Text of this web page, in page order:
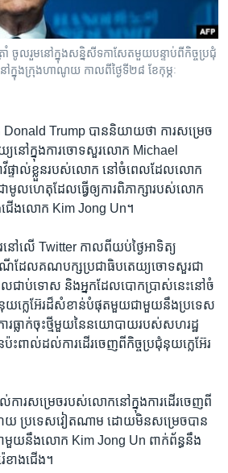
ចូលរួម​នៅ​ក្នុង​សន្និសីទ​កាសែត​មួយ​បន្ទាប់​ពី​កិច្ចប្រជុំ​
ក្នុង​ក្រុង​ហាណូយ កាលពី​ថ្ងៃទី២៨ ខែកុម្ភៈ
Donald Trump បាន​និយាយ​ថា ការ​សម្រេច​
នៅ​ក្នុង​ការ​ចោទ​សួរ​លោក Michael
វី​ផ្ទាល់​ខ្លួន​របស់​លោក នៅ​ចំ​ពេល​ដែល​លោក​
លហេតុ​ដែល​ធ្វើ​ឲ្យ​ការ​ពិភាក្សា​របស់​លោក​
ជើង​លោក Kim Jong Un។
ៅ​លើ Twitter កាល​ពី​យប់​ថ្ងៃ​អាទិត្យ​
ដែល​គណបក្ស​ប្រជាធិបតេយ្យ​ចោទ​សួរ​ជា​
ជាប់​ទោស និង​អ្នក​ដែល​បោក​ប្រាស់​នេះ​នៅ​ចំ​
យក្លេអ៊ែរ​ដ៏​សំខាន់​បំផុត​មួយ​ជាមួយ​នឹង​ប្រទេស​
រ​ធ្លាក់​ចុះ​ថ្មី​មួយ​នៃ​នយោបាយ​របស់​សហរដ្ឋ​
ះពាល់​ដល់​ការ​ដើរ​ចេញ​ពី​កិច្ច​ប្រជុំ​នុយក្លេអ៊ែរ​
រ​សម្រេច​របស់​លោក​នៅ​ក្នុង​ការ​ដើរ​ចេញ​ពី​
យ ប្រទេស​វៀតណាម ដោយ​មិន​សម្រេច​បាន​
មួយ​នឹង​លោក Kim Jong Un ពាក់ព័ន្ធ​នឹង​
ខាង​ជើង។